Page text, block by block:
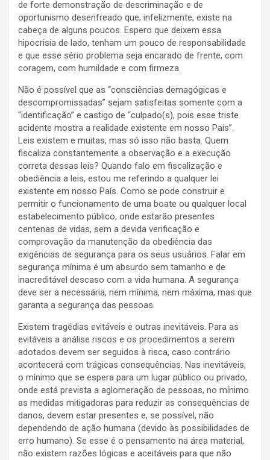
de forte demonstração de descriminação e de
oportunismo desenfreado que, infelizmente, existe na
cabeça de alguns poucos. Espero que deixem essa
hipocrisia de lado, tenham um pouco de responsabilidade
e que esse sério problema seja encarado de frente, com
coragem, com humildade e com firmeza.
Não é possível que as “consciências demagógicas e
descompromissadas” sejam satisfeitas somente com a
“identificação” e castigo de “culpado(s), pois esse triste
acidente mostra a realidade existente em nosso País”.
Leis existem e muitas, mas só isso não basta. Quem
fiscaliza constantemente a observação e a execução
correta dessas leis? Quando falo em fiscalização e
obediência a leis, estou me referindo a qualquer lei
existente em nosso País. Como se pode construir e
permitir o funcionamento de uma boate ou qualquer local
estabelecimento público, onde estarão presentes
centenas de vidas, sem a devida verificação e
comprovação da manutenção da obediência das
exigências de segurança para os seus usuários. Falar em
segurança mínima é um absurdo sem tamanho e de
inacreditável descaso com a vida humana. A segurança
deve ser a necessária, nem mínima, nem máxima, mas que
garanta a segurança das pessoas.
Existem tragédias evitáveis e outras inevitáveis. Para as
evitáveis a análise riscos e os procedimentos a serem
adotados devem ser seguidos à risca, caso contrário
acontecerá com trágicas consequências. Nas inevitáveis,
o mínimo que se espera para um lugar público ou privado,
onde está prevista a aglomeração de pessoas, no mínimo
as medidas mitigadoras para reduzir as consequências de
danos, devem estar presentes e, se possível, não
dependendo de ação humana (devido às possibilidades de
erro humano). Se esse é o pensamento na área material,
não existem razões lógicas e aceitáveis para que não